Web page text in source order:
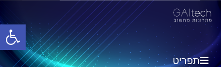
תפריט
פתח